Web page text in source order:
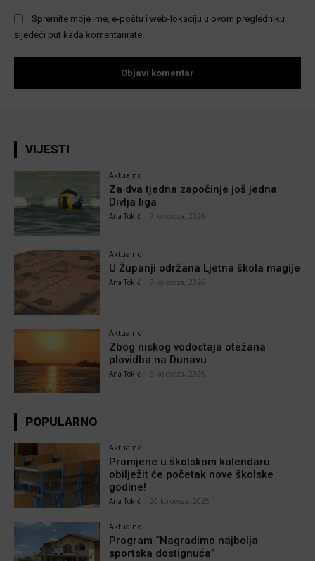
Spremite moje ime, e-poštu i web-lokaciju u ovom pregledniku
sljedeći put kada komentarirate.
VIJESTI
Aktualno
Za dva tjedna započinje još jedna
Divlja liga
Ana Tokić 7 kolovoza, 2026
Aktualno
U Županji održana Ljetna škola magije
Ana Tokić 7 kolovoza, 2026
Aktualno
Zbog niskog vodostaja otežana
plovidba na Dunavu
Ana Tokić 6 kolovoza, 2026
POPULARNO
Aktualno
Promjene u školskom kalendaru
obilježit će početak nove školske
godine!
Ana Tokić 20 kolovoza, 2025
Aktualno
Program “Nagradimo najbolja
sportska dostignuća”